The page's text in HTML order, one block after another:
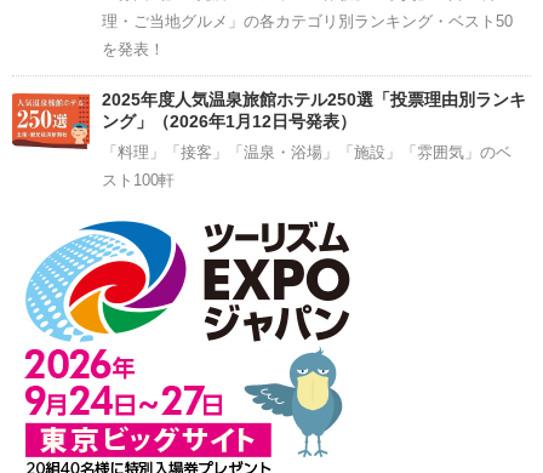
理・ご当地グルメ」の各カテゴリ別ランキング・ベスト50
を発表！
2025年度人気温泉旅館ホテル250選「投票理由別ランキ
ング」（2026年1月12日号発表）
「料理」「接客」「温泉・浴場」「施設」「雰囲気」のベ
スト100軒